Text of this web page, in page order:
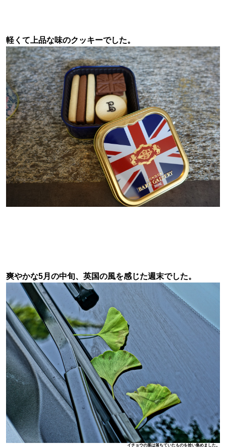
軽くて上品な味のクッキーでした。
爽やかな5月の中旬、英国の風を感じた週末でした。
イチョウの葉は落ちていたものを拾い集めました。